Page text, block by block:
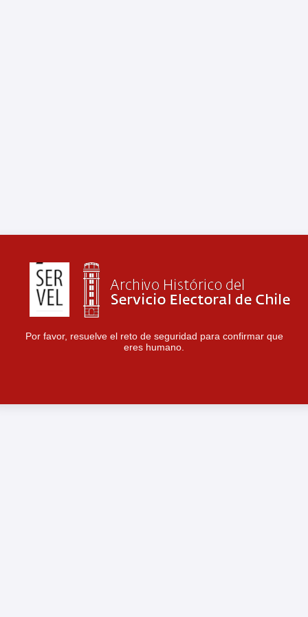
Por favor, resuelve el reto de seguridad para confirmar que
eres humano.